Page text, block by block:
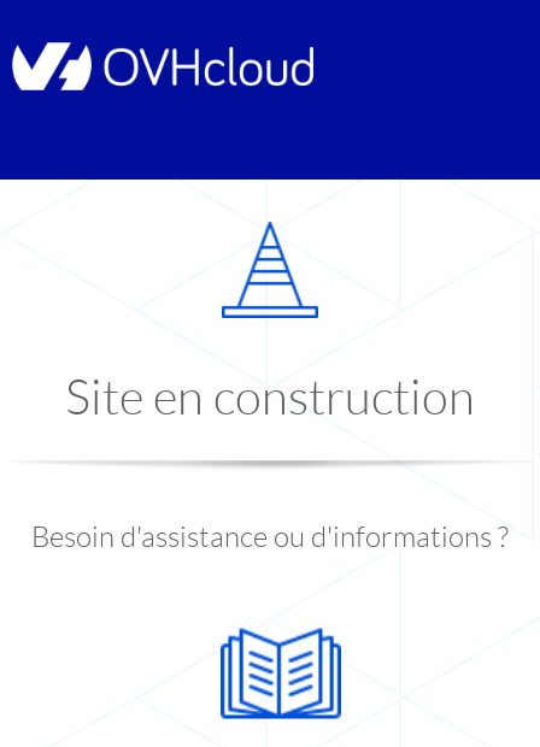
Site en construction
Besoin d'assistance ou d'informations ?